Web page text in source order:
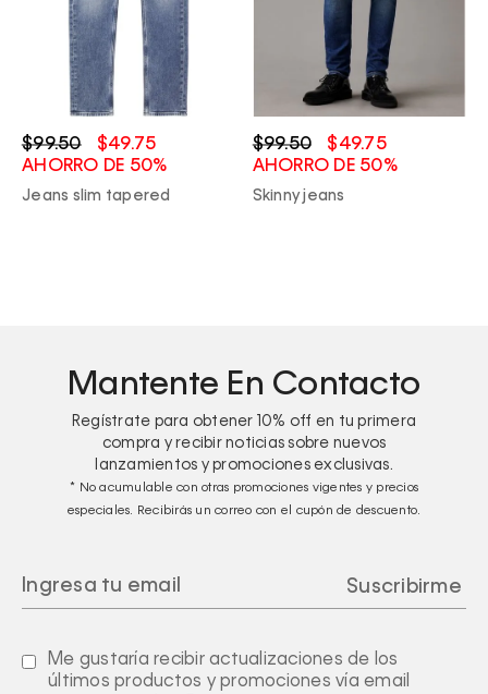
$99.50
$49.75
AHORRO DE 50%
Jeans slim tapered
$99.50
$49.75
AHORRO DE 50%
Skinny jeans
Mantente En Contacto
Regístrate para obtener 10% off en tu primera
compra y recibir noticias sobre nuevos
lanzamientos y promociones exclusivas.
* No acumulable con otras promociones vigentes y precios
especiales. Recibirás un correo con el cupón de descuento.
Me gustaría recibir actualizaciones de los
últimos productos y promociones vía email